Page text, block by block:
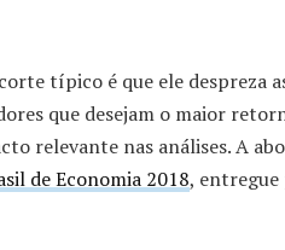
típico é que ele despreza
que desejam o maior
relevante nas análises. A
de Economia 2018, entregue